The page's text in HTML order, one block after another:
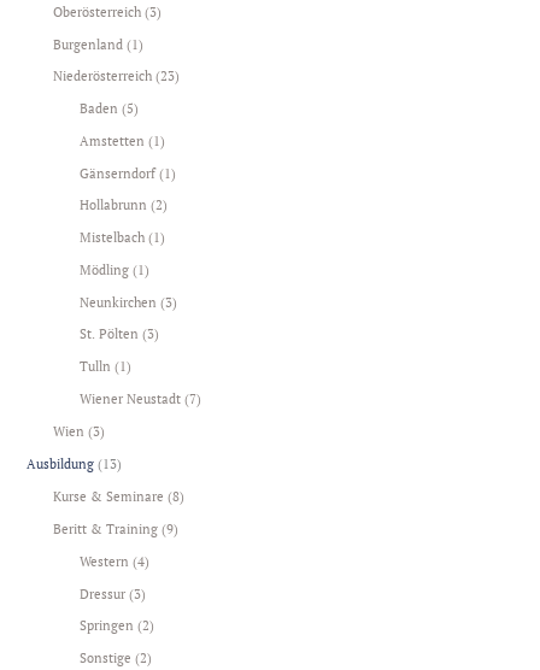
Oberösterreich (3)
Burgenland (1)
Niederösterreich (23)
Baden (5)
Amstetten (1)
Gänserndorf(1)
Hollabrunn (2)
Mistelbach (1)
Mödling (1)
Neunkirchen (3)
St. Pölten (3)
Tulln (1)
Wiener Neustadt (7)
Wien (3)
Ausbildung (13)
Kurse & Seminare (8)
Beritt & Training (9)
Western (4)
Dressur (3)
Springen (2)
Sonstige (2)